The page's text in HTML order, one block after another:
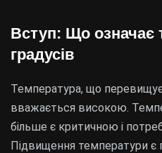
Вступ: Що означає
градусів
Температура, що
вважається високою.
більше є критичною і
Підвищення температури є